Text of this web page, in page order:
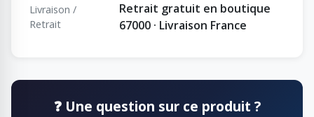
Livraison /
Retrait
Retrait gratuit en boutique
67000 · Livraison France
❓ Une question sur ce produit ?